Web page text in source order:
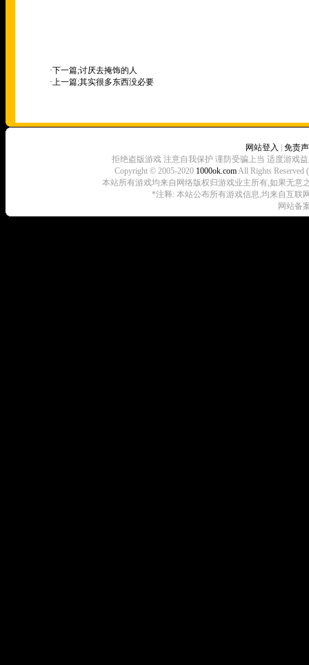
·下一篇;讨厌去掩饰的人
·上一篇;其实很多东西没必要
网站登入
免责
拒绝盗版游戏 注意自我保护 谨防受骗上当 适度游戏
Copyright © 2005-2020 1000ok.comAll Rights
本站所有游戏均来自网络版权归游戏业主所有,如果无意
*注释: 本站公布所有游戏信息,均来自互联
网站备